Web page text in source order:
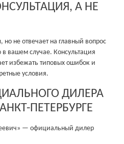
А НЕ
но не отвечает на главный вопрос
вашем случае. Консультация
избежать типовых ошибок и
условия.
ДИЛЕРА
ПЕТЕРБУРГЕ
— официальный дилер